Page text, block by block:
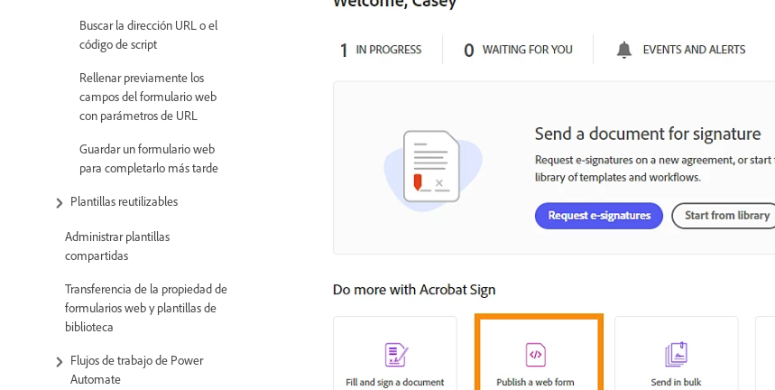
Buscar la dirección URL o el
código de script
Rellenar previamente los
campos del formulario web
con parámetros de URL
Guardar un formulario web
para completarlo más tarde
Plantillas reutilizables
Administrar plantillas
compartidas
Transferencia de la propiedad de
formularios web y plantillas de
biblioteca
Flujos de trabajo de Power
Automate